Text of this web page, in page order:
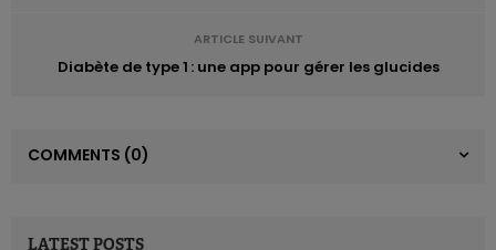
ARTICLE SUIVANT
Diabète de type 1 : une app pour gérer les glucides
COMMENTS (0)
LATEST POSTS